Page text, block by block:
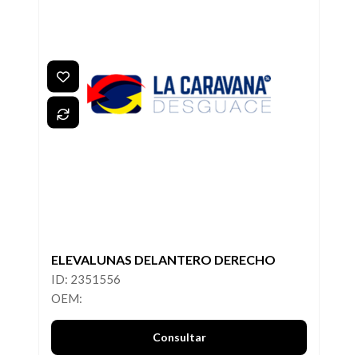
ELEVALUNAS DELANTERO DERECHO
ID: 2351556
OEM:
Consultar